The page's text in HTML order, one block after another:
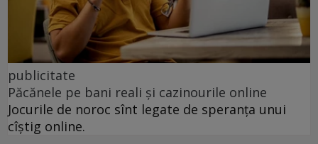
publicitate
Păcănele pe bani reali și cazinourile online
Jocurile de noroc sînt legate de speranța unui
cîștig online.